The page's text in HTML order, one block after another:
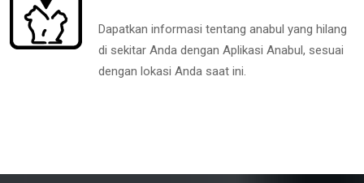
Dapatkan informasi tentang anabul yang hilang
di sekitar Anda dengan Aplikasi Anabul, sesuai
dengan lokasi Anda saat ini.